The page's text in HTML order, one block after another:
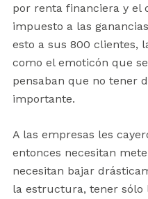
por renta financiera y el
impuesto a las
esto a sus 800 clientes,
como el emoticón que
pensaban que no tener
importante.
A las empresas les
entonces necesitan
necesitan bajar
la estructura, tener sólo